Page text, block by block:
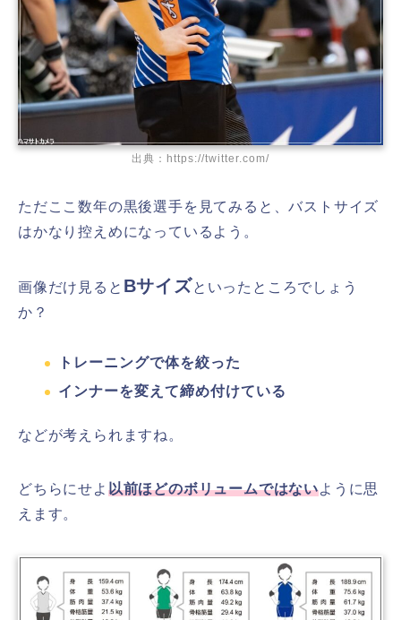
出典：https://twitter.com/
ただここ数年の黒後選手を見てみると、バストサイズ
はかなり控えめになっているよう。
画像だけ見ると Bサイズといったところでしょう
か？
トレーニングで体を絞った
インナーを変えて締め付けている
などが考えられますね。
どちらにせよ 以前ほどのボリュームではないように思
えます。